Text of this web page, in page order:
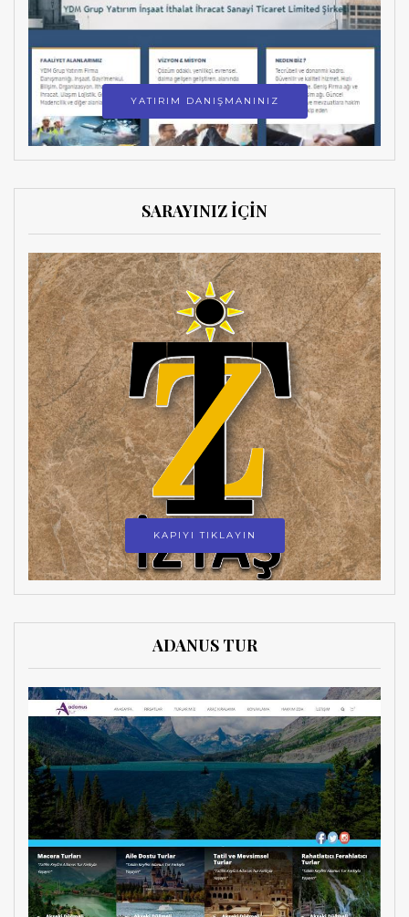
YATIRIM DANIŞMANINIZ
SARAYINIZ İÇİN
KAPIYI TIKLAYIN
ADANUS TUR